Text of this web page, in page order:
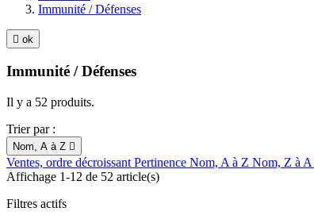
Immunité / Défenses
 ok
Immunité / Défenses
Il y a 52 produits.
Trier par :
Nom, A à Z 
Ventes, ordre décroissant Pertinence Nom, A à Z Nom, Z à A
Affichage 1-12 de 52 article(s)
Filtres actifs